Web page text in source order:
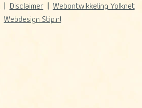
Disclaimer
Webontwikkeling Yolknet
Webdesign Stip.nl